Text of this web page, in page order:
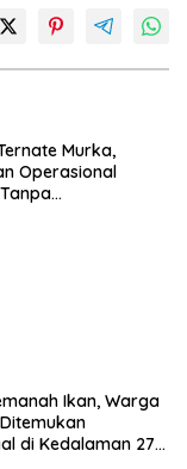
Murka,
Operasional
Ikan, Warga
di Kedalaman 27